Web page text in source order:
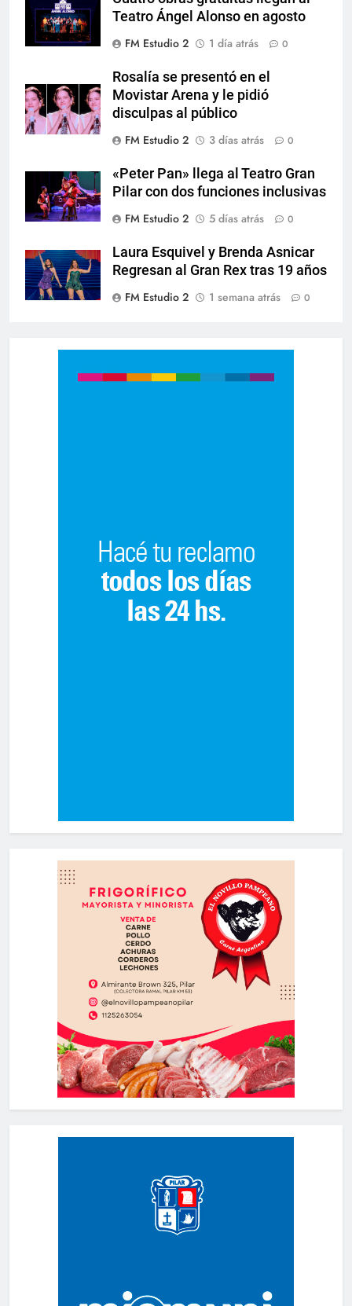
Teatro Ángel Alonso en agosto
FM Estudio 2
1 día atrás 0
Rosalía se presentó en el
Movistar Arena y le pidió
disculpas al público
FM Estudio 2
3 días atrás 0
«Peter Pan» llega al Teatro Gran
Pilar con dos funciones inclusivas
FM Estudio 2
5 días atrás 0
Laura Esquivel y Brenda Asnicar
Regresan al Gran Rex tras 19 años
FM Estudio 2
1 semana atrás 0